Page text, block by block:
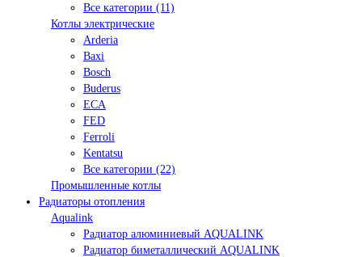
Все категории (11)
Котлы электрические
Arderia
Baxi
Bosch
Buderus
ECA
FED
Ferroli
Kentatsu
Все категории (22)
Промышленные котлы
Радиаторы отопления
Aqualink
Радиатор алюминиевый AQUALINK
Радиатор биметаллический AQUALINK